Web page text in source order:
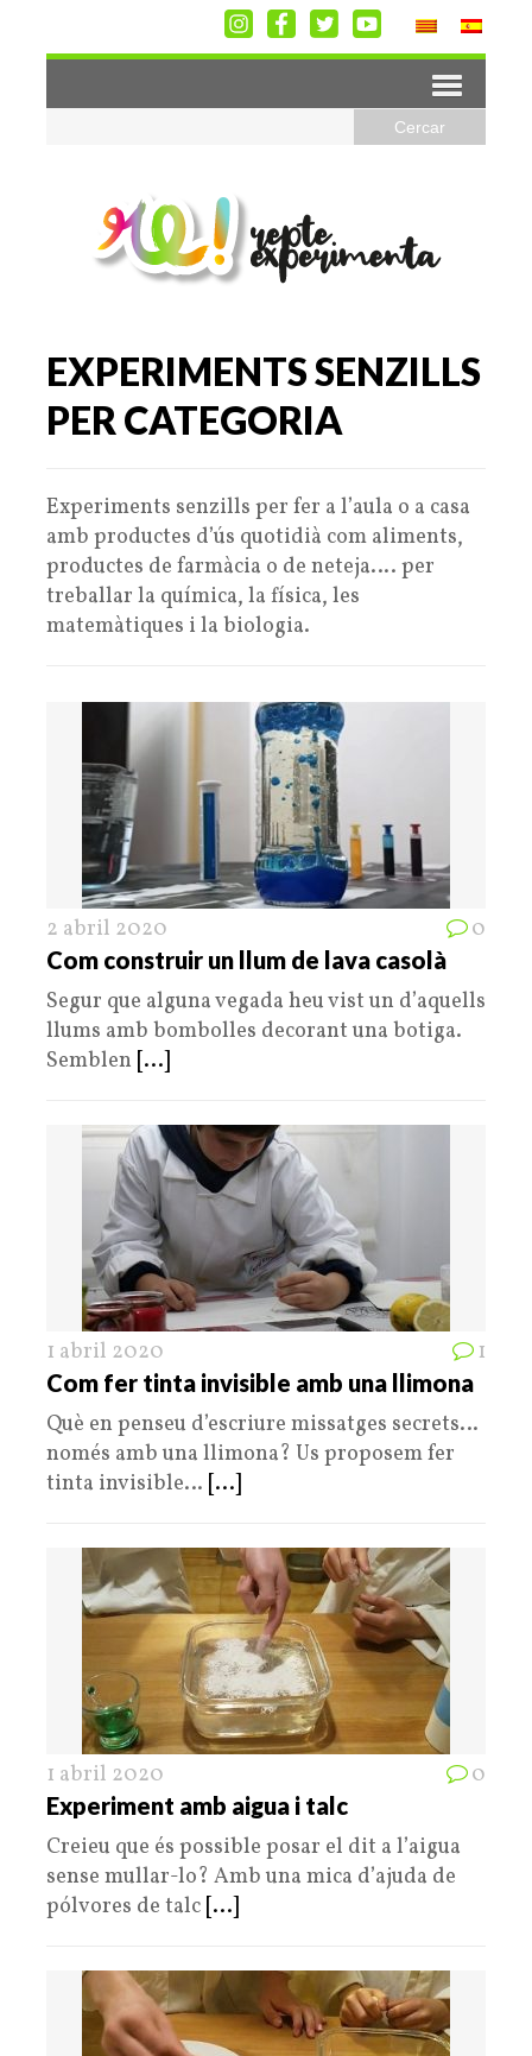
EXPERIMENTS SENZILLS
PER CATEGORIA
Experiments senzills per fer a l’aula o a casa
amb productes d’ús quotidià com aliments,
productes de farmàcia o de neteja…. per
treballar la química, la física, les
matemàtiques i la biologia.
2 abril 2020 0
Com construir un llum de lava casolà
Segur que alguna vegada heu vist un d’aquells
llums amb bombolles decorant una botiga.
Semblen [...]
1 abril 2020 1
Com fer tinta invisible amb una llimona
Què en penseu d’escriure missatges secrets…
només amb una llimona? Us proposem fer
tinta invisible… [...]
1 abril 2020 0
Experiment amb aigua i talc
Creieu que és possible posar el dit a l’aigua
sense mullar-lo? Amb una mica d’ajuda de
pólvores de talc [...]